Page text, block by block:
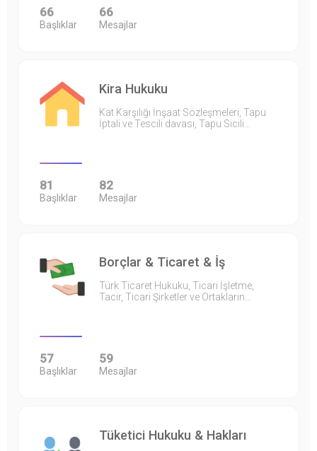
66
Başlıklar
66
Mesajlar
Kira Hukuku
Kat Karşılığı İnşaat Sözleşmeleri, Tapu
İptali ve Tescili davası, Tapu Sicili…
81
Başlıklar
82
Mesajlar
Borçlar & Ticaret & İş
Türk Ticaret Hukuku, Ticari İşletme,
Tacir, Ticari Şirketler ve Ortakların…
57
Başlıklar
59
Mesajlar
Tüketici Hukuku & Hakları